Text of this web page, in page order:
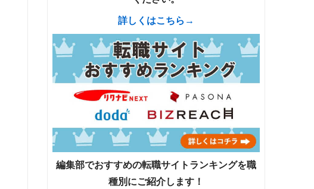
詳しくはこちら→
編集部でおすすめの転職サイトランキングを職
種別にご紹介します！